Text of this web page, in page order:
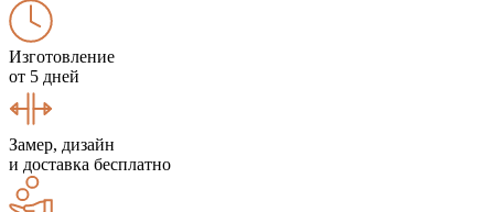
Изготовление
от 5 дней
Замер, дизайн
и доставка бесплатно